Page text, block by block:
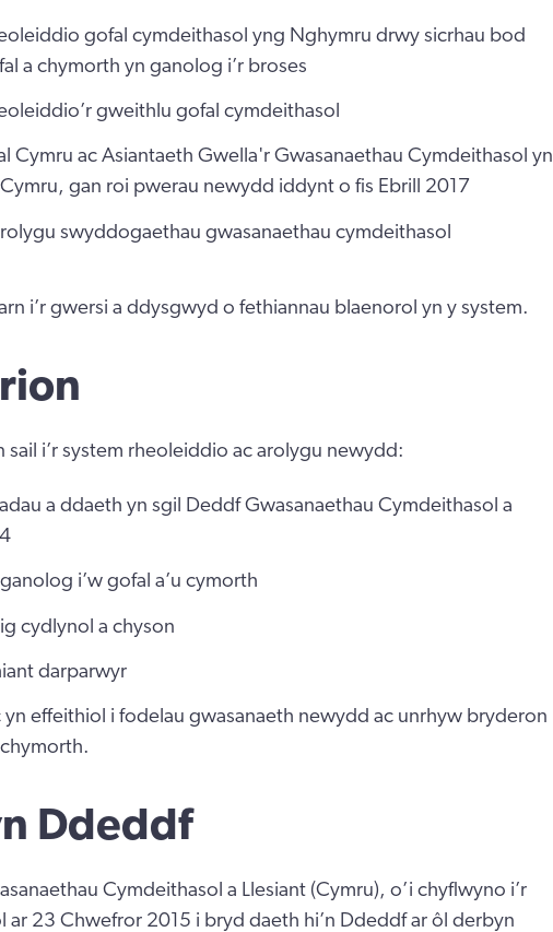
gofal cymdeithasol yng Nghymru drwy sicrhau bod
a chymorth yn ganolog i’r broses
gweithlu gofal cymdeithasol
Cymru ac Asiantaeth Gwella'r Gwasanaethau Cymdeithasol yn
gan roi pwerau newydd iddynt o fis Ebrill 2017
swyddogaethau gwasanaethau cymdeithasol
i’r gwersi a ddysgwyd o fethiannau blaenorol yn y system.
i’r system rheoleiddio ac arolygu newydd:
a ddaeth yn sgil Deddf Gwasanaethau Cymdeithasol a
i’w gofal a’u cymorth
cydlynol a chyson
darparwyr
effeithiol i fodelau gwasanaeth newydd ac unrhyw bryderon
Ddeddf
Cymdeithasol a Llesiant (Cymru), o’i chyflwyno i’r
ar 23 Chwefror 2015 i bryd daeth hi’n Ddeddf ar ôl derbyn